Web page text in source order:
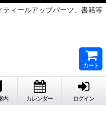
ィールアップパーツ、書籍等
カート
内 カレンダー ログイン